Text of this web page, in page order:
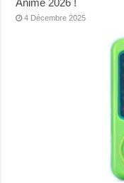
Anime 2026 !
4 Décembre 2025